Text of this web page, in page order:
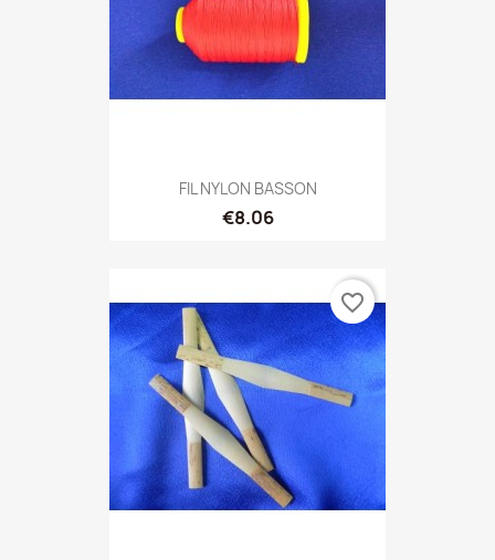
FIL NYLON BASSON
€8.06
favorite_border